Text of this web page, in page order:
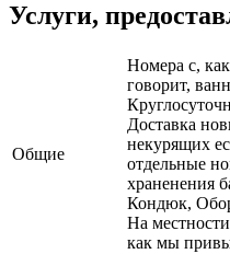
Услуги,
Общие
Номера с,
говорит,
Доставка
некурящих
отдельные
храненения
Кондюк,
На
как мы